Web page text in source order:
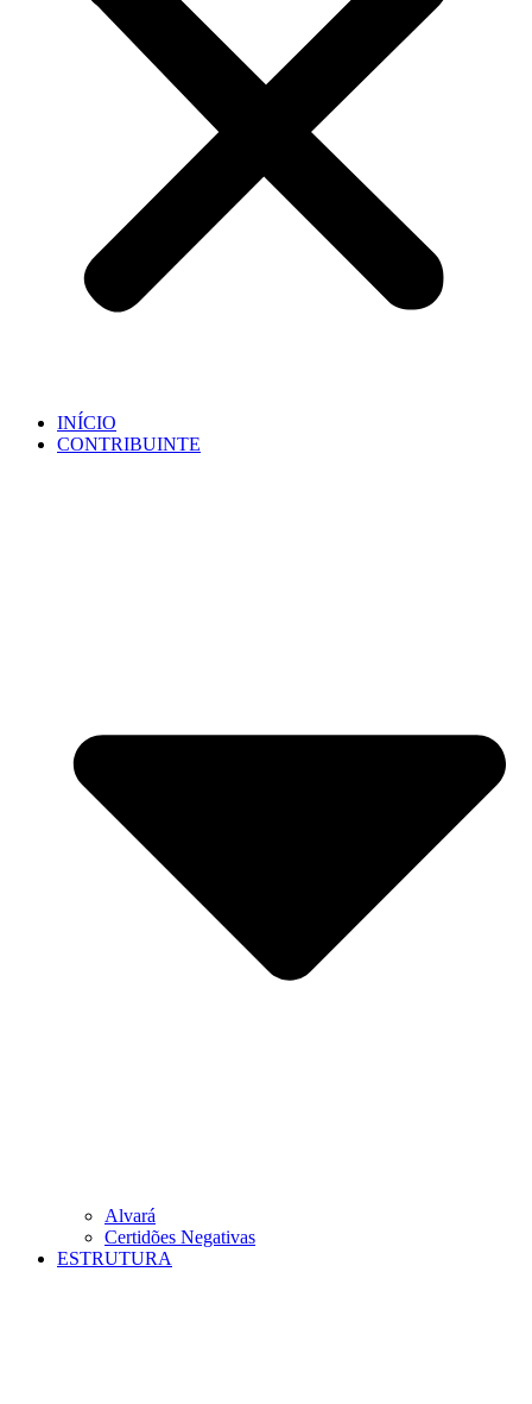
INÍCIO
CONTRIBUINTE
Alvará
Certidões Negativas
ESTRUTURA